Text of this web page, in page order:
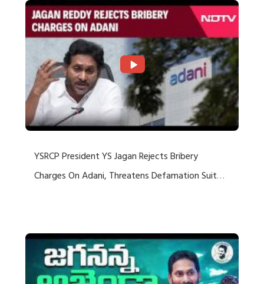
YSRCP President YS Jagan Rejects Bribery
Charges On Adani, Threatens Defamation Suit